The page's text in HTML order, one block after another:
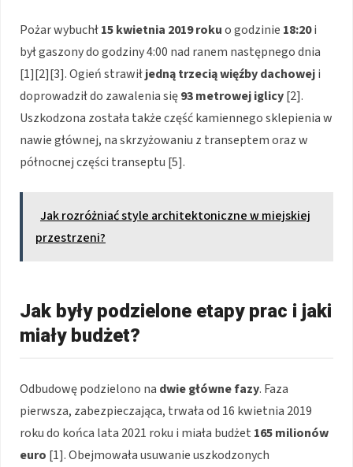
Pożar wybuchł15 kwietnia 2019 rokuo godzinie 18:20i
był gaszony do godziny 4:00 nad ranem następnego dnia
[1][2][3]. Ogień strawiłjedną trzecią więźby dachoweji
doprowadził do zawalenia się93 metrowej iglicy[2].
Uszkodzona została także część kamiennego sklepienia w
nawie głównej, na skrzyżowaniu z transeptem oraz w
północnej części transeptu [5].
Jak rozróżniać style architektoniczne w miejskiej
przestrzeni?
Jak były podzielone etapy prac i jaki
miały budżet?
Odbudowę podzielono na dwie główne fazy. Faza
pierwsza, zabezpieczająca, trwała od 16 kwietnia 2019
roku do końca lata 2021 roku i miała budżet 165 milionów
euro [1]. Obejmowała usuwanie uszkodzonych